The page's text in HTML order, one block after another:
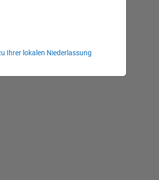
Ihrer lokalen Niederlassung